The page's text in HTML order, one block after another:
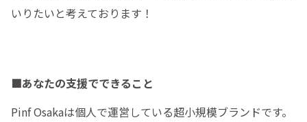
いりたいと考えております！
■あなたの支援でできること
Pinf Osakaは個人で運営している超小規模ブランドです。